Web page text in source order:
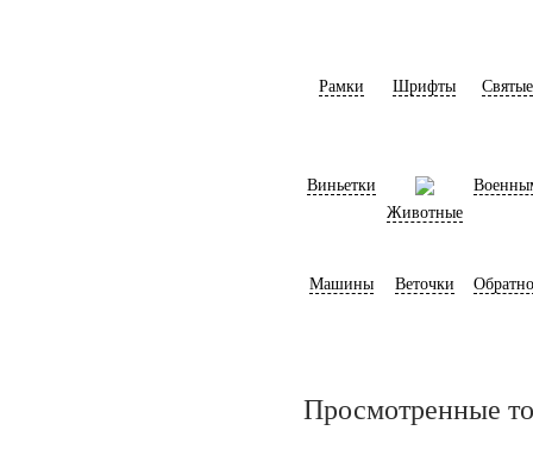
Рамки Шрифты Святые
Виньетки
Животные
Машины Веточки
Просмотренные